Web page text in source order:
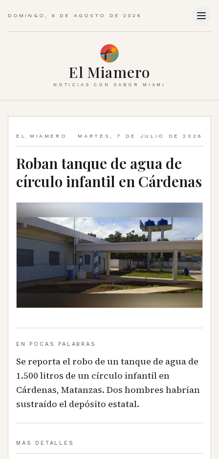
DOMINGO, 9 DE AGOSTO DE 2026
El Miamero
NOTICIAS CON SABOR MIAMI
EL MIAMERO MARTES, 7 DE JULIO DE 2026
Roban tanque de agua de
círculo infantil en Cárdenas
EN POCAS PALABRAS
Se reporta el robo de un tanque de agua de
1.500 litros de un círculo infantil en
Cárdenas, Matanzas. Dos hombres habrían
sustraído el depósito estatal.
MÁS DETALLES